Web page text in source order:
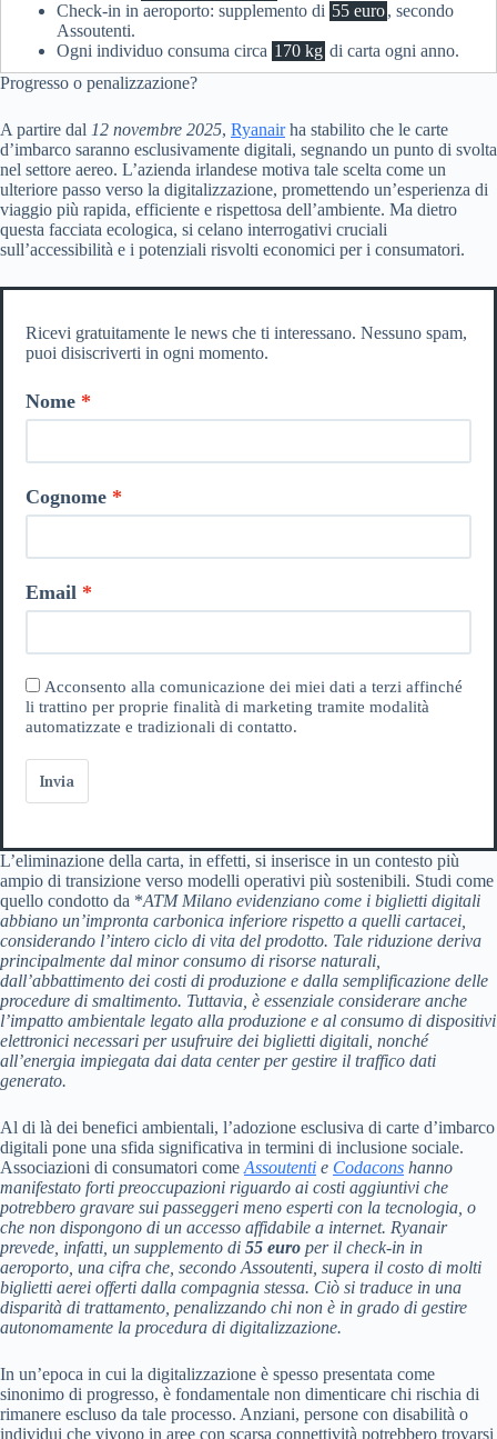
Check-in in aeroporto: supplemento di 55 euro, secondo
Assoutenti.
Ogni individuo consuma circa 170 kg di carta ogni anno.
Progresso o penalizzazione?
A partire dal 12 novembre 2025, Ryanairha stabilito che le carte
d’imbarco saranno esclusivamente digitali, segnando un punto di svolta
nel settore aereo. L’azienda irlandese motiva tale scelta come un
ulteriore passo verso la digitalizzazione, promettendo un’esperienza di
viaggio più rapida, efficiente e rispettosa dell’ambiente. Ma dietro
questa facciata ecologica, si celano interrogativi cruciali
sull’accessibilità e i potenziali risvolti economici per i consumatori.
Ricevi gratuitamente le news che ti interessano. Nessuno spam,
puoi disiscriverti in ogni momento.
Nome
Cognome
Email
Acconsento alla comunicazione dei miei dati a terzi affinché
li trattino per proprie finalità di marketing tramite modalità
automatizzate e tradizionali di contatto.
Invia
L’eliminazione della carta, in effetti, si inserisce in un contesto più
ampio di transizione verso modelli operativi più sostenibili. Studi come
quello condotto da *ATM Milano evidenziano come i biglietti digitali
abbiano un’impronta carbonica inferiore rispetto a quelli cartacei,
considerando l’intero ciclo di vita del prodotto. Tale riduzione deriva
principalmente dal minor consumo di risorse naturali,
dall’abbattimento dei costi di produzione e dalla semplificazione delle
procedure di smaltimento. Tuttavia, è essenziale considerare anche
l’impatto ambientale legato alla produzione e al consumo di dispositivi
elettronici necessari per usufruire dei biglietti digitali, nonché
all’energia impiegata dai data center per gestire il traffico dati
generato.
Al di là dei benefici ambientali, l’adozione esclusiva di carte d’imbarco
digitali pone una sfida significativa in termini di inclusione sociale.
Associazioni di consumatori come Assoutenti e Codacons hanno
manifestato forti preoccupazioni riguardo ai costi aggiuntivi che
potrebbero gravare sui passeggeri meno esperti con la tecnologia, o
che non dispongono di un accesso affidabile a internet. Ryanair
prevede, infatti, un supplemento di 55 euro per il check-in in
aeroporto, una cifra che, secondo Assoutenti, supera il costo di molti
biglietti aerei offerti dalla compagnia stessa. Ciò si traduce in una
disparità di trattamento, penalizzando chi non è in grado di gestire
autonomamente la procedura di digitalizzazione.
In un’epoca in cui la digitalizzazione è spesso presentata come
sinonimo di progresso, è fondamentale non dimenticare chi rischia di
rimanere escluso da tale processo. Anziani, persone con disabilità o
individui che vivono in aree con scarsa connettività potrebbero trovarsi